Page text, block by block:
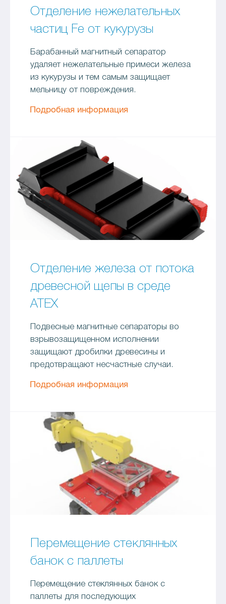
Отделение нежелательных
частиц Fe от кукурузы
Барабанный магнитный сепаратор
удаляет нежелательные примеси железа
из кукурузы и тем самым защищает
мельницу от повреждения.
Подробная информация
Отделение железа от потока
древесной щепы в среде
ATEX
Подвесные магнитные сепараторы во
взрывозащищенном исполнении
защищают дробилки древесины и
предотвращают несчастные случаи.
Подробная информация
Перемещение стеклянных
банок с паллеты
Перемещение стеклянных банок с
паллеты для последующих